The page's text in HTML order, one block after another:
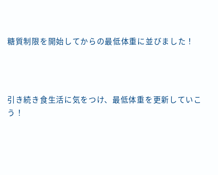
糖質制限を開始してからの最低体重に並びました！
引き続き食生活に気をつけ、最低体重を更新していこ
う！